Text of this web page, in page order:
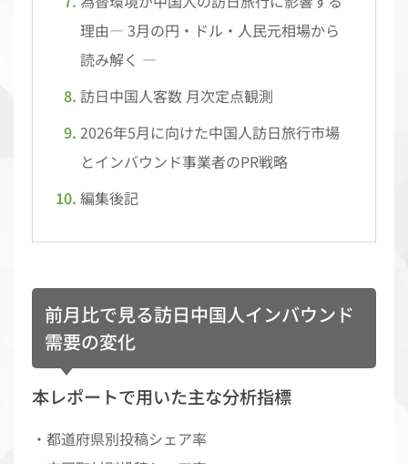
理由― 3月の円・ドル・人民元相場から
読み解く ―
訪日中国人客数 月次定点観測
2026年5月に向けた中国人訪日旅行市場
とインバウンド事業者のPR戦略
編集後記
前月比で見る訪日中国人インバウンド
需要の変化
本レポートで用いた主な分析指標
・都道府県別投稿シェア率